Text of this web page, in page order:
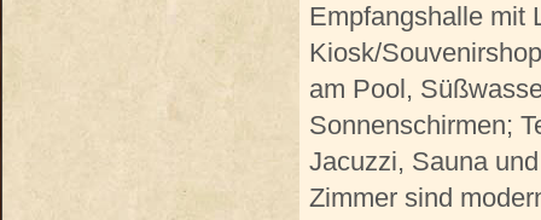
Empfangshalle mit
Kiosk/
am Pool,
Sonnenschirmen;
Jacuzzi, Sauna
Zimmer sind